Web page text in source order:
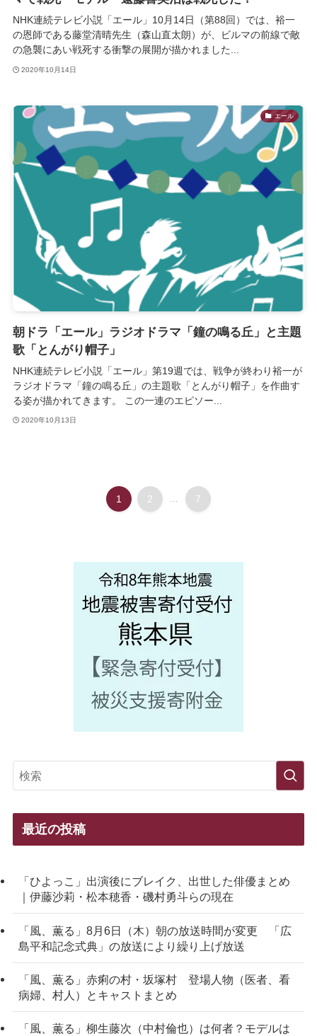
NHK連続テレビ小説「エール」10月14日（第88回）では、裕一
の恩師である藤堂清晴先生（森山直太朗）が、ビルマの前線で敵
の急襲にあい戦死する衝撃の展開が描かれました...
2020年10月14日
エール
朝ドラ「エール」ラジオドラマ「鐘の鳴る丘」と主題
歌「とんがり帽子」
NHK連続テレビ小説「エール」第19週では、戦争が終わり裕一が
ラジオドラマ「鐘の鳴る丘」の主題歌「とんがり帽子」を作曲す
る姿が描かれてきます。 この一連のエピソー...
2020年10月13日
1 2 ... 7
最近の投稿
「ひよっこ」出演後にブレイク、出世した俳優まとめ
｜伊藤沙莉・松本穂香・磯村勇斗らの現在
「風、薫る」8月6日（木）朝の放送時間が変更 「広
島平和記念式典」の放送により繰り上げ放送
「風、薫る」赤痢の村・坂塚村 登場人物（医者、看
病婦、村人）とキャストまとめ
「風、薫る」柳生藤次（中村倫也）は何者？モデルは